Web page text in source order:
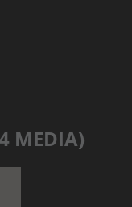
MEDIA)